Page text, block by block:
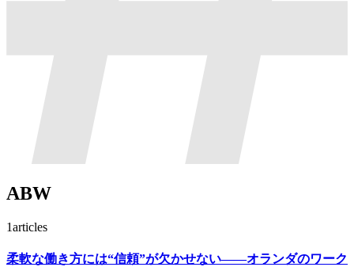
ABW
1articles
柔軟な働き方には“信頼”が欠かせない——オランダのワーク